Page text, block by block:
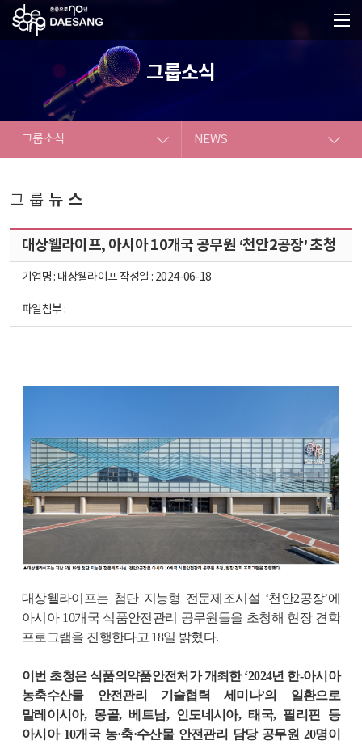
그룹소식
그룹소식
IR
그룹소식
NEWS
그룹 뉴스
대상웰라이프, 아시아 10개국 공무원 ‘천안2공장’ 초청
기업명 : 대상웰라이프 작성일 : 2024-06-18
파일첨부 :
대상웰라이프는 첨단 지능형 전문제조시설 ‘천안2공장’에
아시아10개국 식품안전관리 공무원들을 초청해 현장 견학
프로그램을 진행한다고 18일 밝혔다.
이번 초청은 식품의약품안전처가 개최한 ‘2024년 한-아시아
농축수산물 안전관리 기술협력 세미나’의 일환으로
말레이시아, 몽골, 베트남, 인도네시아,태국, 필리핀 등
아시아10개국 농·축·수산물 안전관리 담당 공무원 20명이